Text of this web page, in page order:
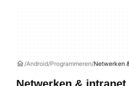
Android Programmeren Netwerken